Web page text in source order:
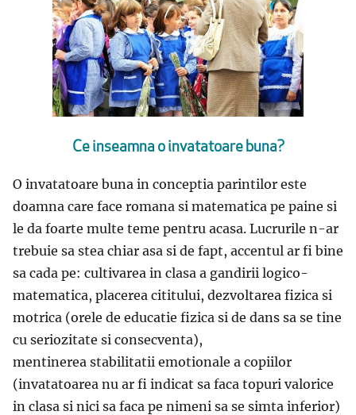
Ce inseamna o invatatoare buna?
O invatatoare buna in conceptia parintilor este
doamna care face romana si matematica pe paine si
le da foarte multe teme pentru acasa. Lucrurile n-ar
trebuie sa stea chiar asa si de fapt, accentul ar fi bine
sa cada pe: cultivarea in clasa a gandirii logico-
matematica, placerea cititului, dezvoltarea fizica si
motrica (orele de educatie fizica si de dans sa se tine
cu seriozitate si consecventa),
mentinerea stabilitatii emotionale a copiilor
(invatatoarea nu ar fi indicat sa faca topuri valorice
in clasa si nici sa faca pe nimeni sa se simta inferior)